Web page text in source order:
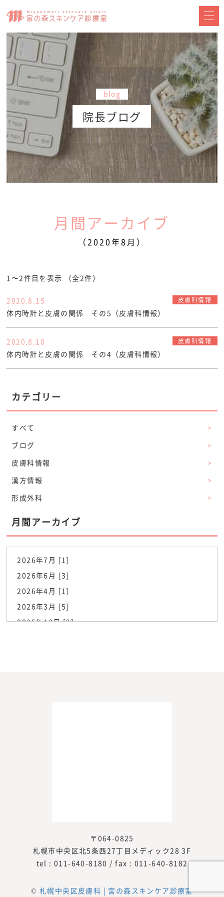
blog
院長ブログ
月間アーカイブ
（2020年8月）
1〜2件目を表示 （全2件）
2020.8.15 皮膚科情報
体内時計と皮膚の関係 その5（皮膚科情報）
2020.8.10 皮膚科情報
体内時計と皮膚の関係 その4（皮膚科情報）
カテゴリー
すべて
>
ブログ
>
皮膚科情報
>
漢方情報
>
形成外科
>
月間アーカイブ
2026年7月 [1]
2026年6月 [3]
2026年4月 [1]
2026年3月 [5]
2025年12月 [2]
2023年4月 [2]
2023年3月 [3]
2023年2月 [3]
〒064-0825
札幌市中央区北5条西27丁目メディック28 3F
tel :011-640-8180 / fax : 011-640-8182
© 札幌中央区皮膚科 | 宮の森スキンケア診療室